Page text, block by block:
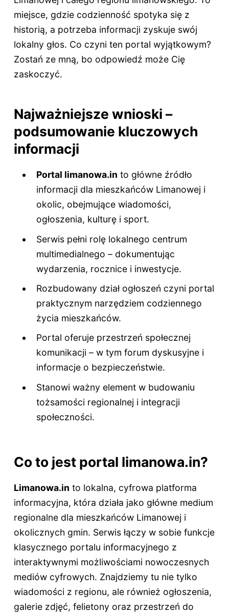
miejsce, gdzie codzienność spotyka się z
historią, a potrzeba informacji zyskuje swój
lokalny głos. Co czyni ten portal wyjątkowym?
Zostań ze mną, bo odpowiedź może Cię
zaskoczyć.
Najważniejsze wnioski –
podsumowanie kluczowych
informacji
Portal limanowa.in to główne źródło
informacji dla mieszkańców Limanowej i
okolic, obejmujące wiadomości,
ogłoszenia, kulturę i sport.
Serwis pełni rolę lokalnego centrum
multimedialnego – dokumentując
wydarzenia, rocznice i inwestycje.
Rozbudowany dział ogłoszeń czyni portal
praktycznym narzędziem codziennego
życia mieszkańców.
Portal oferuje przestrzeń społecznej
komunikacji – w tym forum dyskusyjne i
informacje o bezpieczeństwie.
Stanowi ważny element w budowaniu
tożsamości regionalnej i integracji
społeczności.
Co to jest portal limanowa.in?
Limanowa.in to lokalna, cyfrowa platforma
informacyjna, która działa jako główne medium
regionalne dla mieszkańców Limanowej i
okolicznych gmin. Serwis łączy w sobie funkcje
klasycznego portalu informacyjnego z
interaktywnymi możliwościami nowoczesnych
mediów cyfrowych. Znajdziemy tu nie tylko
wiadomości z regionu, ale również ogłoszenia,
galerie zdjęć, felietony oraz przestrzeń do